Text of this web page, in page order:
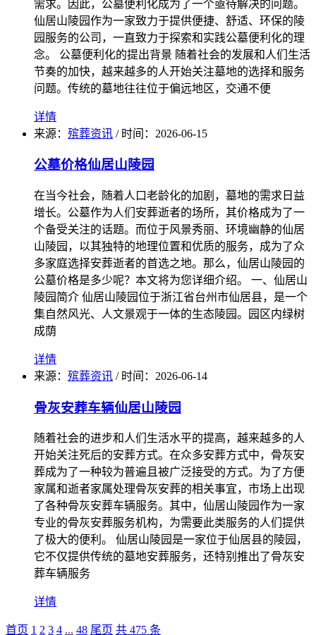
需求。因此，公墓便利化成为了一个亟待解决的问题。
仙居山陵园作为一家致力于提供便捷、舒适、环保的陵
园服务的公司，一直致力于探索和实践公墓便利化的理
念。 公墓便利化的提出背景 随着社会的发展和人们生活
节奏的加快，越来越多的人开始关注墓地的选择和服务
问题。传统的墓地往往位于偏远地区，交通不便
详情
来源： 殡葬资讯 / 时间： 2026-06-15
公墓价格仙居山陵园
在当今社会，随着人口老龄化的加剧，墓地的需求日益
增长。公墓作为人们安葬逝者的场所，其价格成为了一
个备受关注的话题。而位于风景秀丽、环境幽静的仙居
山陵园，以其独特的地理位置和优质的服务，成为了众
多家庭选择安葬逝者的首选之地。那么，仙居山陵园的
公墓价格是多少呢？本文将为您详细介绍。 一、仙居山
陵园简介 仙居山陵园位于浙江省台州市仙居县，是一个
集自然风光、人文景观于一体的生态陵园。园区内绿树
成荫
详情
来源： 殡葬资讯 / 时间： 2026-06-14
骨灰安葬车辆仙居山陵园
随着社会的进步和人们生活水平的提高，越来越多的人
开始关注死后的安葬方式。在众多安葬方式中，骨灰安
葬成为了一种较为普遍且被广泛接受的方式。为了方便
家属和逝者家属处理骨灰安葬的相关事宜，市场上出现
了各种骨灰安葬车辆服务。其中，仙居山陵园作为一家
专业的骨灰安葬服务机构，为需要此类服务的人们提供
了极大的便利。 仙居山陵园是一家位于仙居县的陵园，
它不仅提供传统的墓地安葬服务，还特别推出了骨灰安
葬车辆服务
详情
首页 1 2 3 4 ... 48 尾页 共 475 条